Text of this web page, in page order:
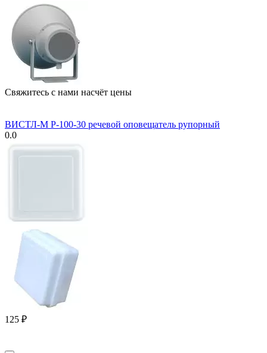
Свяжитесь с нами насчёт цены
ВИСТЛ-М Р-100-30 речевой оповещатель рупорный
0.0
‍125‍ ₽